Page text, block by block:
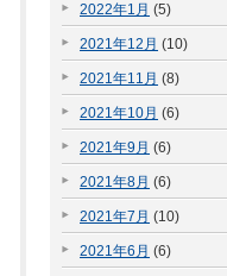
2022年1月 (5)
2021年12月 (10)
2021年11月 (8)
2021年10月 (6)
2021年9月 (6)
2021年8月 (6)
2021年7月 (10)
2021年6月 (6)